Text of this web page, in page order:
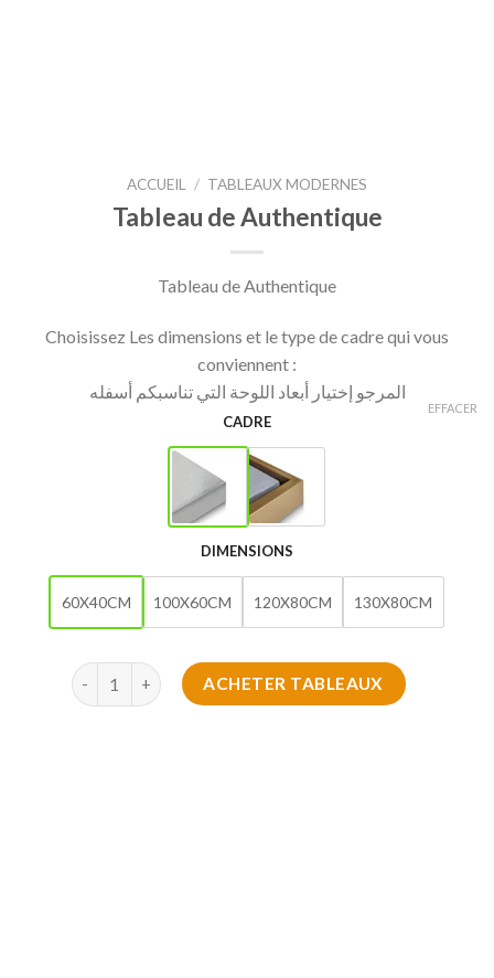
ACCUEIL / TABLEAUX MODERNES
Tableau de Authentique
Tableau de Authentique
Choisissez Les dimensions et le type de cadre qui vous
conviennent :
المرجو إختيار أبعاد اللوحة التي تناسبكم أسفله
CADRE
DIMENSIONS
60X40CM 100X60CM 120X80CM 130X80CM
EFFACER
quantité de Tableau de Authentique
ACHETER TABLEAUX